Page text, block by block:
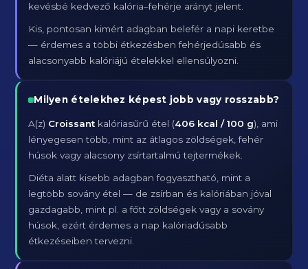
kevésbé kedvező kalória–fehérje arányt jelent.
Kis, pontosan kimért adagban belefér a napi keretbe
— érdemes a többi étkezésben fehérjedúsabb és
alacsonyabb kalóriájú ételekkel ellensúlyozni.
Milyen ételekhez képest jobb vagy rosszabb?
A(z) Croissant kalóriasűrű étel (406 kcal / 100 g), ami
lényegesen több, mint az átlagos zöldségek, fehér
húsok vagy alacsony zsírtartalmú tejtermékek.
Diéta alatt kisebb adagban fogyasztható, mint a
legtöbb sovány étel — de zsírban és kalóriában jóval
gazdagabb, mint pl. a főtt zöldségek vagy a sovány
húsok, ezért érdemes a nap kalóriadúsabb
étkezéseiben tervezni.